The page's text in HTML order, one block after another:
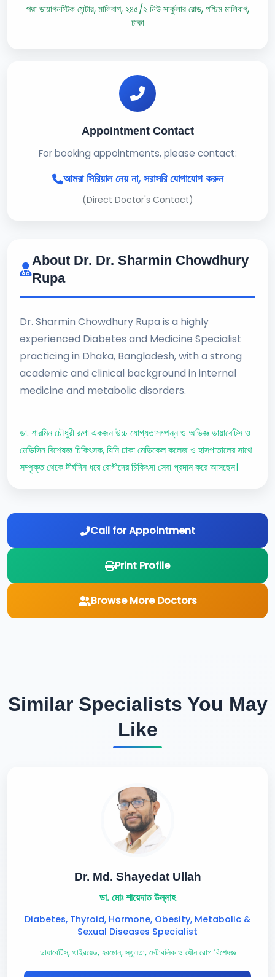
পদ্মা ডায়াগনস্টিক সেন্টার, মালিবাগ, ২৪৫/২ নিউ সার্কুলার রোড, পশ্চিম মালিবাগ,
ঢাকা
Appointment Contact
For booking appointments, please contact:
আমরা সিরিয়াল নেয় না, সরাসরি যোগাযোগ করুন
(Direct Doctor's Contact)
About Dr. Dr. Sharmin Chowdhury
Rupa
Dr. Sharmin Chowdhury Rupa is a highly
experienced Diabetes and Medicine Specialist
practicing in Dhaka, Bangladesh, with a strong
academic and clinical background in internal
medicine and metabolic disorders.
ডা. শারমিন চৌধুরী রূপা একজন উচ্চ যোগ্যতাসম্পন্ন ও অভিজ্ঞ ডায়াবেটিস ও
মেডিসিন বিশেষজ্ঞ চিকিৎসক, যিনি ঢাকা মেডিকেল কলেজ ও হাসপাতালের সাথে
সম্পৃক্ত থেকে দীর্ঘদিন ধরে রোগীদের চিকিৎসা সেবা প্রদান করে আসছেন।
Call for Appointment
Print Profile
Browse More Doctors
Similar Specialists You May
Like
Dr. Md. Shayedat Ullah
ডা. মোঃ শায়েদাত উল্লাহ
Diabetes, Thyroid, Hormone, Obesity, Metabolic &
Sexual Diseases Specialist
ডায়াবেটিস, থাইরয়েড, হরমোন, স্থূলতা, মেটাবলিক ও যৌন রোগ বিশেষজ্ঞ